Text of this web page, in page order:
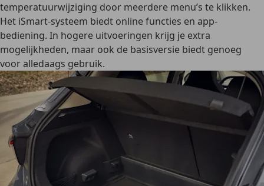
temperatuurwijziging door meerdere menu’s te klikken.
Het iSmart-systeem biedt online functies en app-
bediening. In hogere uitvoeringen krijg je extra
mogelijkheden, maar ook de basisversie biedt genoeg
voor alledaags gebruik.